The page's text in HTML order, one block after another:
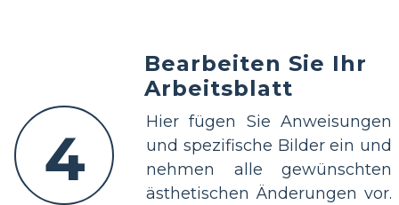
4
Bearbeiten Sie Ihr
Arbeitsblatt
Hier fügen Sie Anweisungen
und spezifische Bilder ein und
nehmen alle gewünschten
ästhetischen Änderungen vor.